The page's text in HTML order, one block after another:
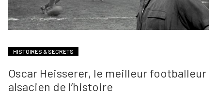
HISTOIRES & SECRETS
Oscar Heisserer, le meilleur footballeur
alsacien de l’histoire